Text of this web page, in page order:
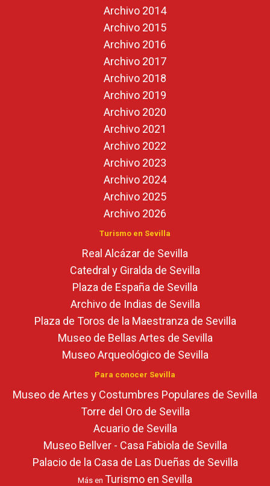
Archivo 2014
Archivo 2015
Archivo 2016
Archivo 2017
Archivo 2018
Archivo 2019
Archivo 2020
Archivo 2021
Archivo 2022
Archivo 2023
Archivo 2024
Archivo 2025
Archivo 2026
Turismo en Sevilla
Real Alcázar de Sevilla
Catedral y Giralda de Sevilla
Plaza de España de Sevilla
Archivo de Indias de Sevilla
Plaza de Toros de la Maestranza de Sevilla
Museo de Bellas Artes de Sevilla
Museo Arqueológico de Sevilla
Para conocer Sevilla
Museo de Artes y Costumbres Populares de Sevilla
Torre del Oro de Sevilla
Acuario de Sevilla
Museo Bellver - Casa Fabiola de Sevilla
Palacio de la Casa de Las Dueñas de Sevilla
Más en Turismo en Sevilla